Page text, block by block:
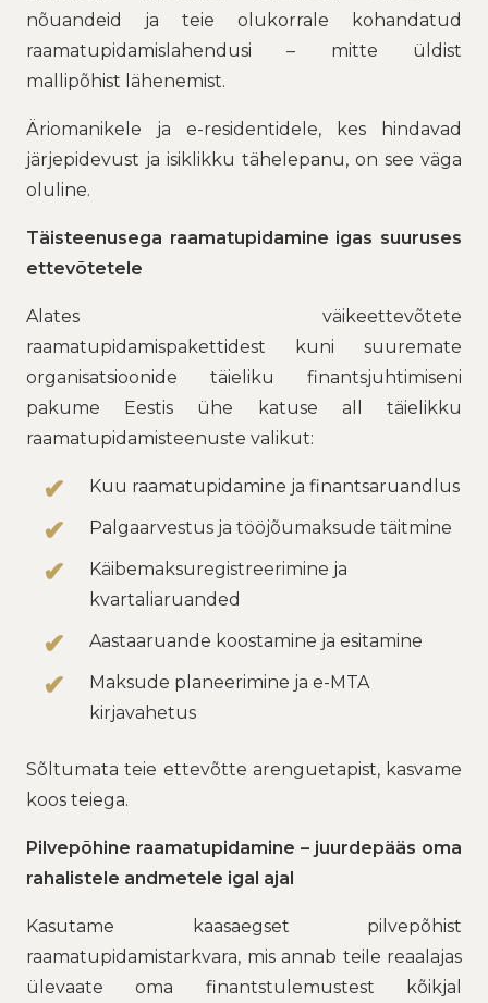
nõuandeid ja teie olukorrale kohandatud
raamatupidamislahendusi – mitte üldist
mallipõhist lähenemist.
Äriomanikele ja e-residentidele, kes hindavad
järjepidevust ja isiklikku tähelepanu, on see väga
oluline.
Täisteenusega raamatupidamine igas suuruses
ettevõtetele
Alates väikeettevõtete
raamatupidamispakettidest kuni suuremate
organisatsioonide täieliku finantsjuhtimiseni
pakume Eestis ühe katuse all täielikku
raamatupidamisteenuste valikut:
Kuu raamatupidamine ja finantsaruandlus
Palgaarvestus ja tööjõumaksude täitmine
Käibemaksuregistreerimine ja
kvartaliaruanded
Aastaaruande koostamine ja esitamine
Maksude planeerimine ja e-MTA
kirjavahetus
Sõltumata teie ettevõtte arenguetapist, kasvame
koos teiega.
Pilvepõhine raamatupidamine – juurdepääs oma
rahalistele andmetele igal ajal
Kasutame kaasaegset pilvepõhist
raamatupidamistarkvara, mis annab teile reaalajas
ülevaate oma finantstulemustest kõikjal